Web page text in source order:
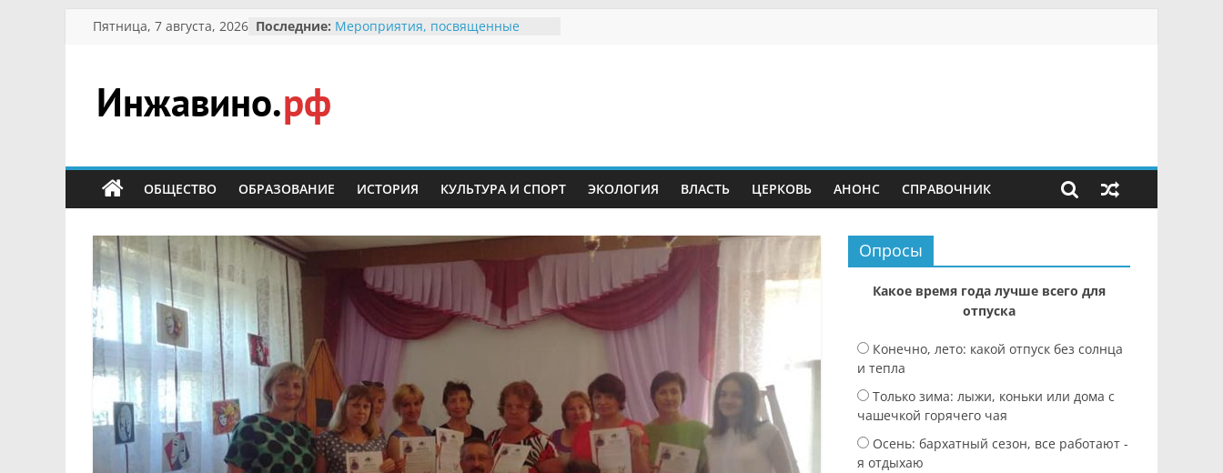
Перейти
Пятница, 7 августа, 2026 Последние: Мероприятия, посвященные
Безопасность в сети Интернет
Ученики приняли участие в
мероприятии «Сохраним
В вольере Воронинского
заповедника родились крапчатые
суслики
Инжавино.рф
сельский
портал
ОБЩЕСТВО ОБРАЗОВАНИЕ ИСТОРИЯ КУЛЬТУРА И СПОРТ ЭКОЛОГИЯ ВЛАСТЬ ЦЕРКОВЬ АНОНС СПРАВОЧНИК
Опросы
Какое время года лучше всего для
отпуска
Конечно, лето: какой отпуск без солнца
и тепла
Только зима: лыжи, коньки или дома с
чашечкой горячего чая
Осень: бархатный сезон, все работают -
я отдыхаю